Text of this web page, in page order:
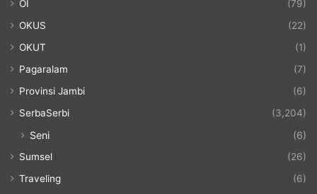
OI
(79)
OKUS
(22)
OKUT
(1)
Pagaralam
(7)
Provinsi Jambi
(6)
SerbaSerbi
(3,204)
Seni (6)
Sumsel
(26)
Traveling
(6)